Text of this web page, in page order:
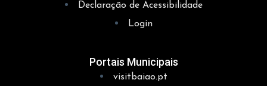
Declaração de Acessibilidade
Login
Portais Municipais
visitbaiao.pt